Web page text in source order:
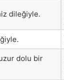
dileğiyle.
dolu bir